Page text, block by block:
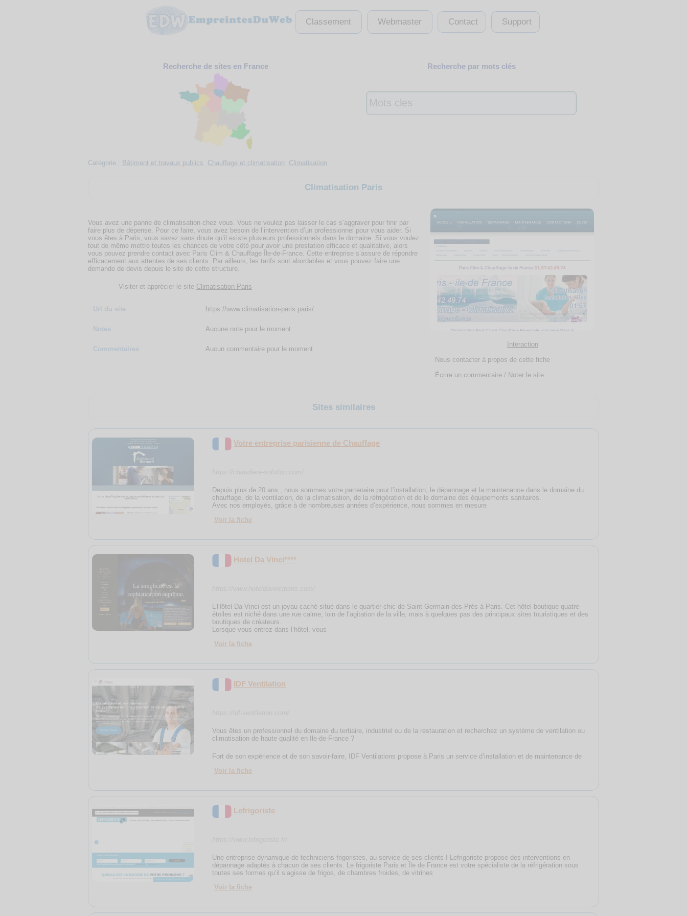
Classement Webmaster Contact Support
Recherche de sites en France Recherche par mots clés
Catégorie : Bâtiment et travaux publics Chauffage et climatisation Climatisation
Climatisation Paris
Interaction
Nous contacter à propos de cette fiche
Écrire un commentaire / Noter le site
Vous avez une panne de climatisation chez vous. Vous ne voulez pas laisser le cas s’aggraver pour finir par
faire plus de dépense. Pour ce faire, vous avez besoin de l’intervention d’un professionnel pour vous aider. Si
vous êtes à Paris, vous savez sans doute qu’il existe plusieurs professionnels dans le domaine. Si vous voulez
tout de même mettre toutes les chances de votre côté pour avoir une prestation efficace et qualitative, alors
vous pouvez prendre contact avec Paris Clim & Chauffage Île-de-France. Cette entreprise s’assure de répondre
efficacement aux attentes de ses clients. Par ailleurs, les tarifs sont abordables et vous pouvez faire une
demande de devis depuis le site de cette structure.
Visiter et apprécier le site Climatisation Paris
Url du site https://www.climatisation-paris.paris/
Notes Aucune note pour le moment
Commentaires Aucun commentaire pour le moment
Sites similaires
Votre entreprise parisienne de Chauffage
Depuis plus de 20 ans , nous sommes votre partenaire pour l’installation, le dépannage et la maintenance dans le domaine du
chauffage, de la ventilation, de la climatisation, de la réfrigération et de le domaine des équipements sanitaires.
Avec nos employés, grâce à de nombreuses années d’expérience, nous sommes en mesure
Voir la fiche
Hotel Da Vinci****
L’Hôtel Da Vinci est un joyau caché situé dans le quartier chic de Saint-Germain-des-Prés à Paris. Cet hôtel-boutique quatre
étoiles est niché dans une rue calme, loin de l’agitation de la ville, mais à quelques pas des principaux sites touristiques et des
boutiques de créateurs.
Lorsque vous entrez dans l’hôtel, vous
Voir la fiche
IDF Ventilation
Vous êtes un professionnel du domaine du tertiaire, industriel ou de la restauration et recherchez un système de ventilation ou
climatisation de haute qualité en Ile-de-France ?
Fort de son expérience et de son savoir-faire, IDF Ventilations propose à Paris un service d’installation et de maintenance de
Voir la fiche
Lefrigoriste
Une entreprise dynamique de techniciens frigoristes, au service de ses clients ! Lefrigoriste propose des interventions en
dépannage adaptés à chacun de ses clients. Le frigoriste Paris et Île de France est votre spécialiste de la réfrigération sous
toutes ses formes qu’il s’agisse de frigos, de chambres froides, de vitrines
Voir la fiche